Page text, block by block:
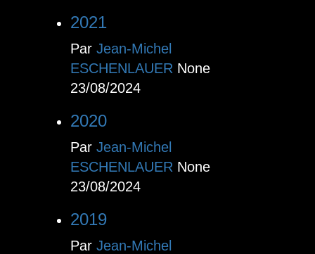
2021
Par Jean-Michel
ESCHENLAUER None
23/08/2024
2020
Par Jean-Michel
ESCHENLAUER None
23/08/2024
2019
Par Jean-Michel